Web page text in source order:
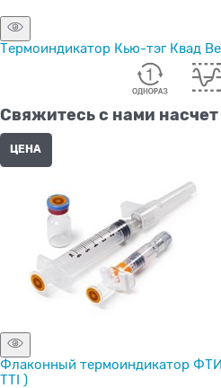
Термоиндикатор Кью-тэг Квад
Свяжитесь с нами
ЦЕНА
Флаконный термоиндикатор
TTI )